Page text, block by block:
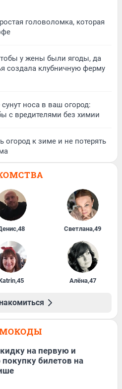
головоломка, которая
у жены были ягоды, да
создала клубничную ферму
носа в ваш огород:
с вредителями без химии
огород к зиме и не потерять
,48 Светлана,49
,45 Алёна,47
на первую и
билетов на